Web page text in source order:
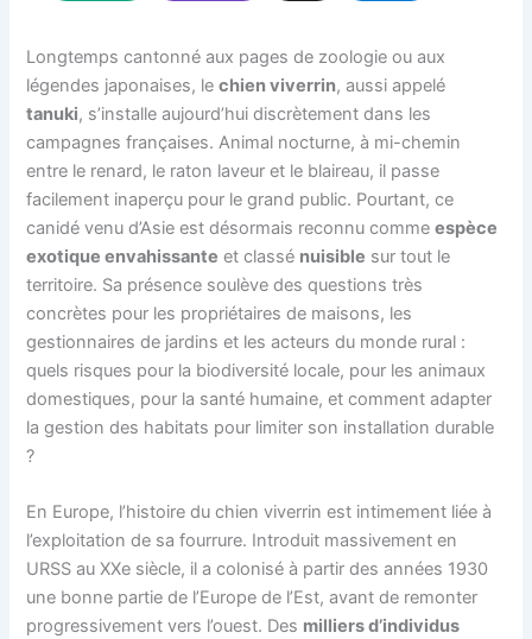
Longtemps cantonné aux pages de zoologie ou aux
légendes japonaises, lechien viverrin, aussi appelé
tanuki, s’installe aujourd’hui discrètement dans les
campagnes françaises. Animal nocturne, à mi-chemin
entre le renard, le raton laveur et le blaireau, il passe
facilement inaperçu pour le grand public. Pourtant, ce
canidé venu d’Asie est désormais reconnu commeespèce
exotique envahissante et classé nuisible sur tout le
territoire. Sa présence soulève des questions très
concrètes pour les propriétaires de maisons, les
gestionnaires de jardins et les acteurs du monde rural :
quels risques pour la biodiversité locale, pour les animaux
domestiques, pour la santé humaine, et comment adapter
la gestion des habitats pour limiter son installation durable
?
En Europe, l’histoire du chien viverrin est intimement liée à
l’exploitation de sa fourrure. Introduit massivement en
URSS au XXe siècle, il a colonisé à partir des années 1930
une bonne partie de l’Europe de l’Est, avant de remonter
progressivement vers l’ouest. Des milliers d’individus